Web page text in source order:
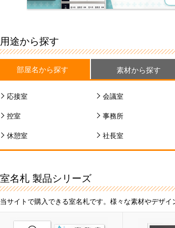
用途から探す
部屋名から探す 素材から探す
応接室 会議室
控室 事務所
休憩室 社長室
室名札 製品シリーズ
当サイトで購入できる室名札です。様々な素材やデザ